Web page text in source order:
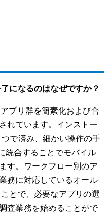
になるのはなぜですか？
プリ群を簡素化および合
れています。インストー
で済み、細かい操作の手
統合することでモバイル
す。ワークフロー別のア
務に対応しているオール
とで、必要なアプリの選
査業務を始めることがで